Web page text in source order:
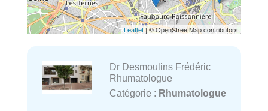
Leaflet| © OpenStreetMap contributors
Dr Desmoulins Frédéric
Rhumatologue
Catégorie : Rhumatologue